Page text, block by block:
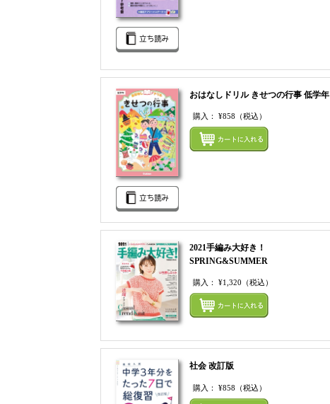
おはなしドリル きせつの行事 低学年
購入： ¥858 （税込）
2021手編み大好き！
SPRING&SUMMER
購入： ¥1,320 （税込）
社会 改訂版
購入： ¥858 （税込）